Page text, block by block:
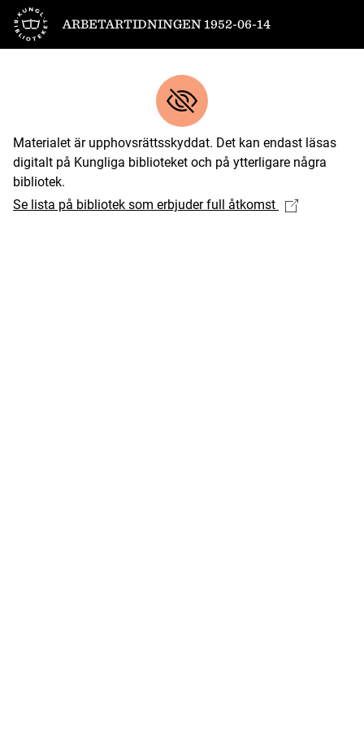
Till startsidan
ARBETARTIDNINGEN 1952-06-14
Materialet är upphovsrättsskyddat. Det kan endast läsas
digitalt på Kungliga biblioteket och på ytterligare några
bibliotek.
Se lista på bibliotek som erbjuder full åtkomst